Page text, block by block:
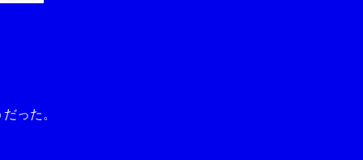
った。